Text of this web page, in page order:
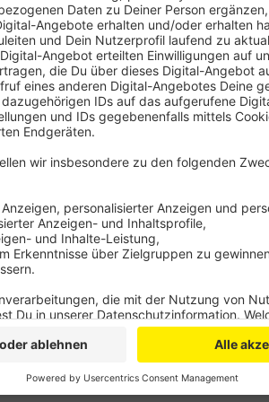
Diese Bilanz hat jetzt der Flughafen
Fluggästen geht vor allem auf
sechs Prozent mehr Reisende als 2019.
Türkei. Für 2023 rechnet der Flughafen
Millionen Fluggästen aus.
GH
Anzeige